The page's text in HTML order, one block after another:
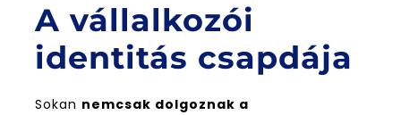
A vállalkozói
identitás csapdája
Sokan nemcsak dolgoznak a